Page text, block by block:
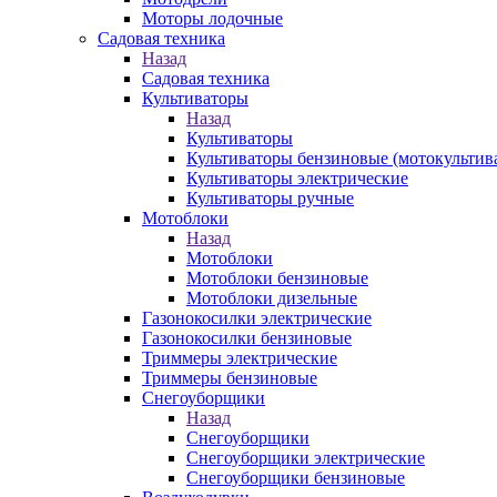
Моторы лодочные
Садовая техника
Назад
Садовая техника
Культиваторы
Назад
Культиваторы
Культиваторы бензиновые
Культиваторы электрические
Культиваторы ручные
Мотоблоки
Назад
Мотоблоки
Мотоблоки бензиновые
Мотоблоки дизельные
Газонокосилки электрические
Газонокосилки бензиновые
Триммеры электрические
Триммеры бензиновые
Снегоуборщики
Назад
Снегоуборщики
Снегоуборщики электрические
Снегоуборщики бензиновые